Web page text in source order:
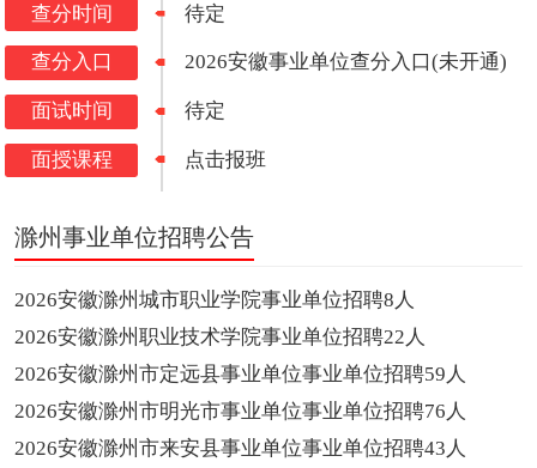
查分时间
查分入口
面试时间
面授课程
待定
2026安徽事业单位查分入口(未开通)
待定
点击报班
滁州事业单位招聘公告
2026安徽滁州城市职业学院事业单位招聘8人
2026安徽滁州职业技术学院事业单位招聘22人
2026安徽滁州市定远县事业单位事业单位招聘59人
2026安徽滁州市明光市事业单位事业单位招聘76人
2026安徽滁州市来安县事业单位事业单位招聘43人